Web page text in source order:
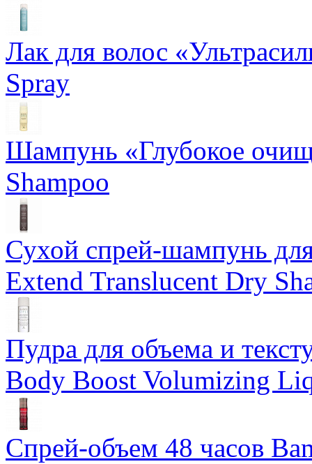
Лак для волос
Spray
Шампунь «Глубокое
Shampoo
Сухой спрей-шампунь
Extend Translucent Dry
Пудра для объема и
Body Boost Volumizing
Спрей-объем 48 часов